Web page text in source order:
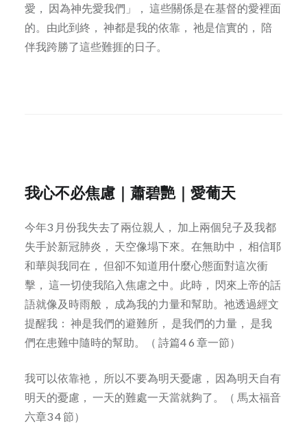
愛， 因為神先愛我們」， 這些關係是在基督的愛裡面
的。由此到終， 神都是我的依靠， 祂是信實的， 陪
伴我跨勝了這些難捱的日子。
我心不必焦慮｜蕭碧艷｜愛葡天
今年3 月份我失去了兩位親人， 加上兩個兒子及我都
失手於新冠肺炎， 天空像塌下來。在無助中， 相信耶
和華與我同在， 但卻不知道用什麼心態面對這次衝
擊， 這一切使我陷入焦慮之中。此時， 閃來上帝的話
語就像及時雨般， 成為我的力量和幫助。祂透過經文
提醒我： 神是我們的避難所， 是我們的力量， 是我
們在患難中隨時的幫助。（ 詩篇4 6 章一節）
我可以依靠衪， 所以不要為明天憂慮， 因為明天自有
明天的憂慮， 一天的難處一天當就夠了。（ 馬太福音
六章3 4 節）